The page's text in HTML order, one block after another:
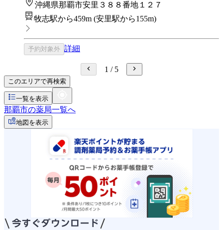
沖縄県那覇市安里３８８番地１２７
牧志駅から459m (安里駅から155m)
予約対象外 詳細
1 / 5
このエリアで再検索
一覧を表示
那覇市の薬局一覧へ
地図を表示